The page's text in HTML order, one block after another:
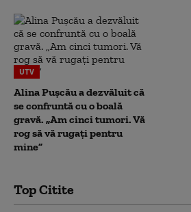
UTV
Alina Pușcău a dezvăluit că
se confruntă cu o boală
gravă. „Am cinci tumori. Vă
rog să vă rugați pentru
mine”
Top Citite